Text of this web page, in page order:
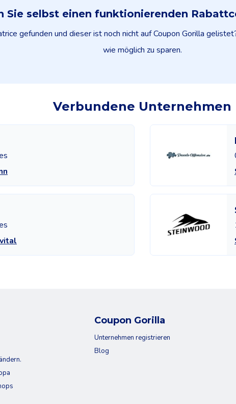
Sie selbst einen funktionierenden
gefunden und dieser ist noch nicht auf Coupon Gorilla
wie möglich zu sparen.
Verbundene Unternehmen
Coupon Gorilla
Unternehmen registrieren
Blog